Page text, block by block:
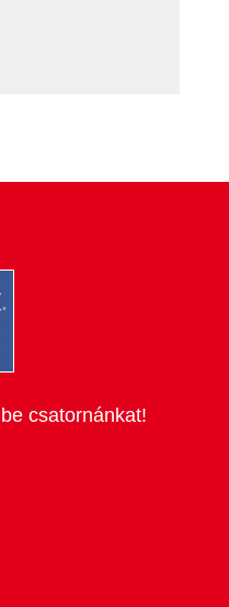
csatornánkat!